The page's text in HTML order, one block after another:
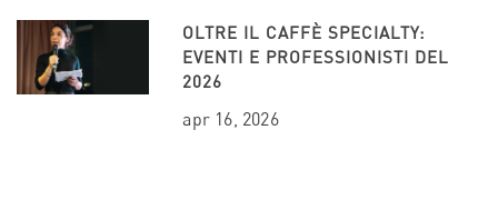
OLTRE IL CAFFÈ SPECIALTY:
EVENTI E PROFESSIONISTI DEL
2026
apr 16, 2026